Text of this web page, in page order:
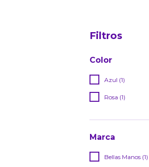
Filtros
Color
Azul (1)
Rosa (1)
Marca
Bellas Manos (1)